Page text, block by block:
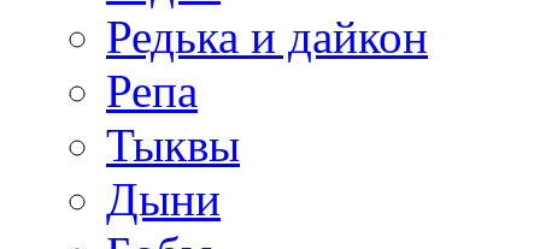
Редька и дайкон
Репа
Тыквы
Дыни